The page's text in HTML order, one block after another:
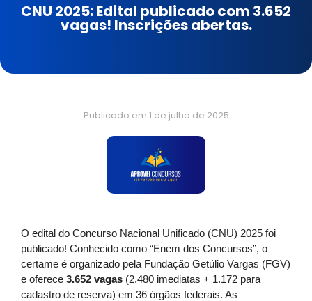
CNU 2025: Edital publicado com 3.652
vagas! Inscrições abertas.
Publicado em 1 de julho de 2025
O edital do Concurso Nacional Unificado (CNU) 2025 foi
publicado! Conhecido como “Enem dos Concursos”, o
certame é organizado pela Fundação Getúlio Vargas (FGV)
e oferece 3.652 vagas (2.480 imediatas + 1.172 para
cadastro de reserva) em 36 órgãos federais. As